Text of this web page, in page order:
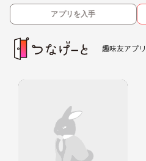
アプリを入手
趣味友アプリ